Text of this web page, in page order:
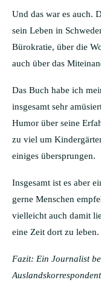
Und das war es auch.
sein Leben in
Bürokratie, über die
auch über das
Das Buch habe ich
insgesamt sehr
Humor über seine
zu viel um
einiges übersprungen.
Insgesamt ist es aber
gerne Menschen
vielleicht auch damit
eine Zeit dort zu leben.
Fazit: Ein Journalist